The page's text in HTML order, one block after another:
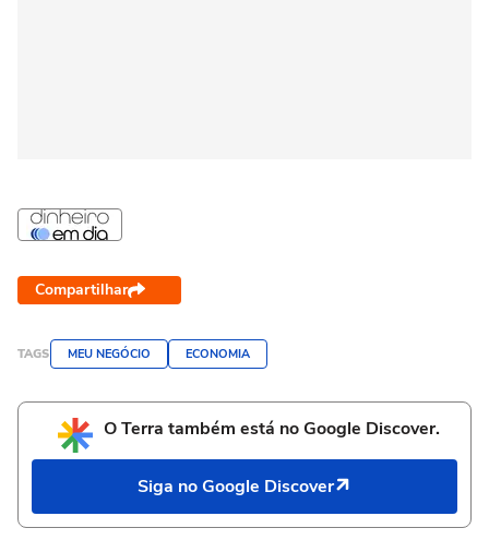
Compartilhar
TAGS MEU NEGÓCIO ECONOMIA
O Terra também está no Google Discover.
Siga no Google Discover